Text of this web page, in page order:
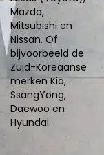
Mazda,
Mitsubishi en
Nissan. Of
bijvoorbeeld de
Zuid-Koreaanse
merken Kia,
SsangYong,
Daewoo en
Hyundai.